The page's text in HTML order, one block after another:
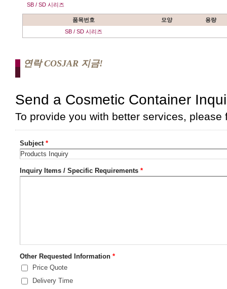
SB / SD 시리즈
품목번호 모양
용량
SB / SD 시리즈
연락 COSJAR 지금!